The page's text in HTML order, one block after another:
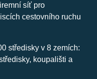
síť pro
cestovního ruchu
středisky v 8 zemích:
koupališti a